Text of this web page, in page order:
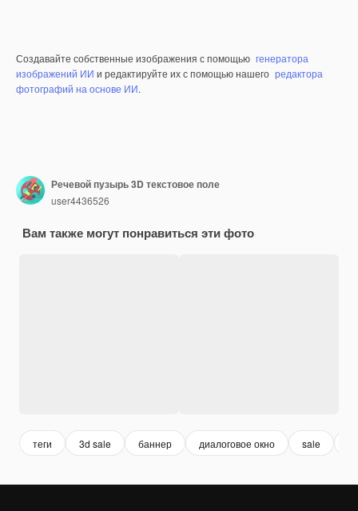
Создавайте собственные изображения с помощью генератора
изображений ИИ и редактируйте их с помощью нашего редактора
фотографий на основе ИИ.
Речевой пузырь 3D текстовое поле
user4436526
Вам также могут понравиться эти фото
теги 3d sale баннер диалоговое окно sale